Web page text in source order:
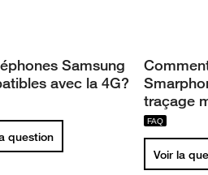
Samsung
avec la 4G?
question
traçage
Voir la